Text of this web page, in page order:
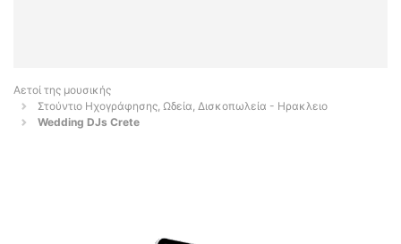
Αετοί της μουσικής
Στούντιο Ηχογράφησης, Ωδεία, Δισκοπωλεία - Ηρακλειο
Wedding DJs Crete